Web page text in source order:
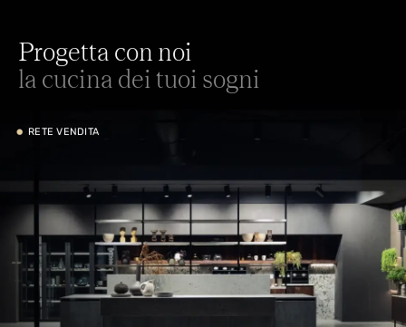
Progetta con noi
la cucina dei tuoi sogni
• RETE VENDITA